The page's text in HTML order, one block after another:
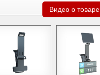
Видео о товаре